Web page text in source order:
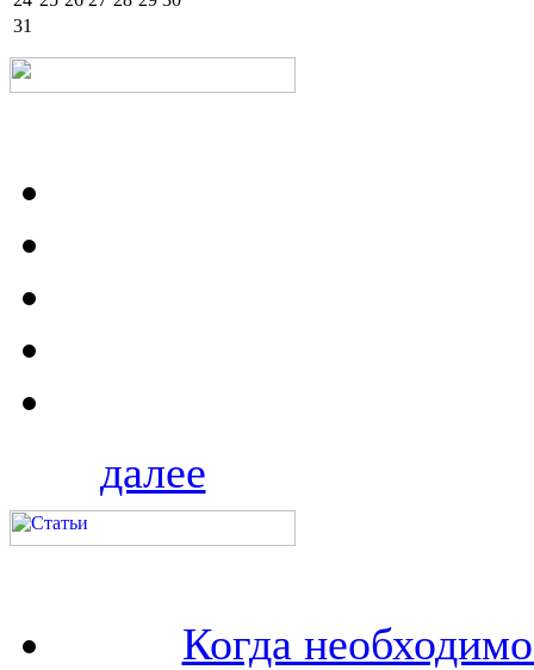
31
далее
Когда